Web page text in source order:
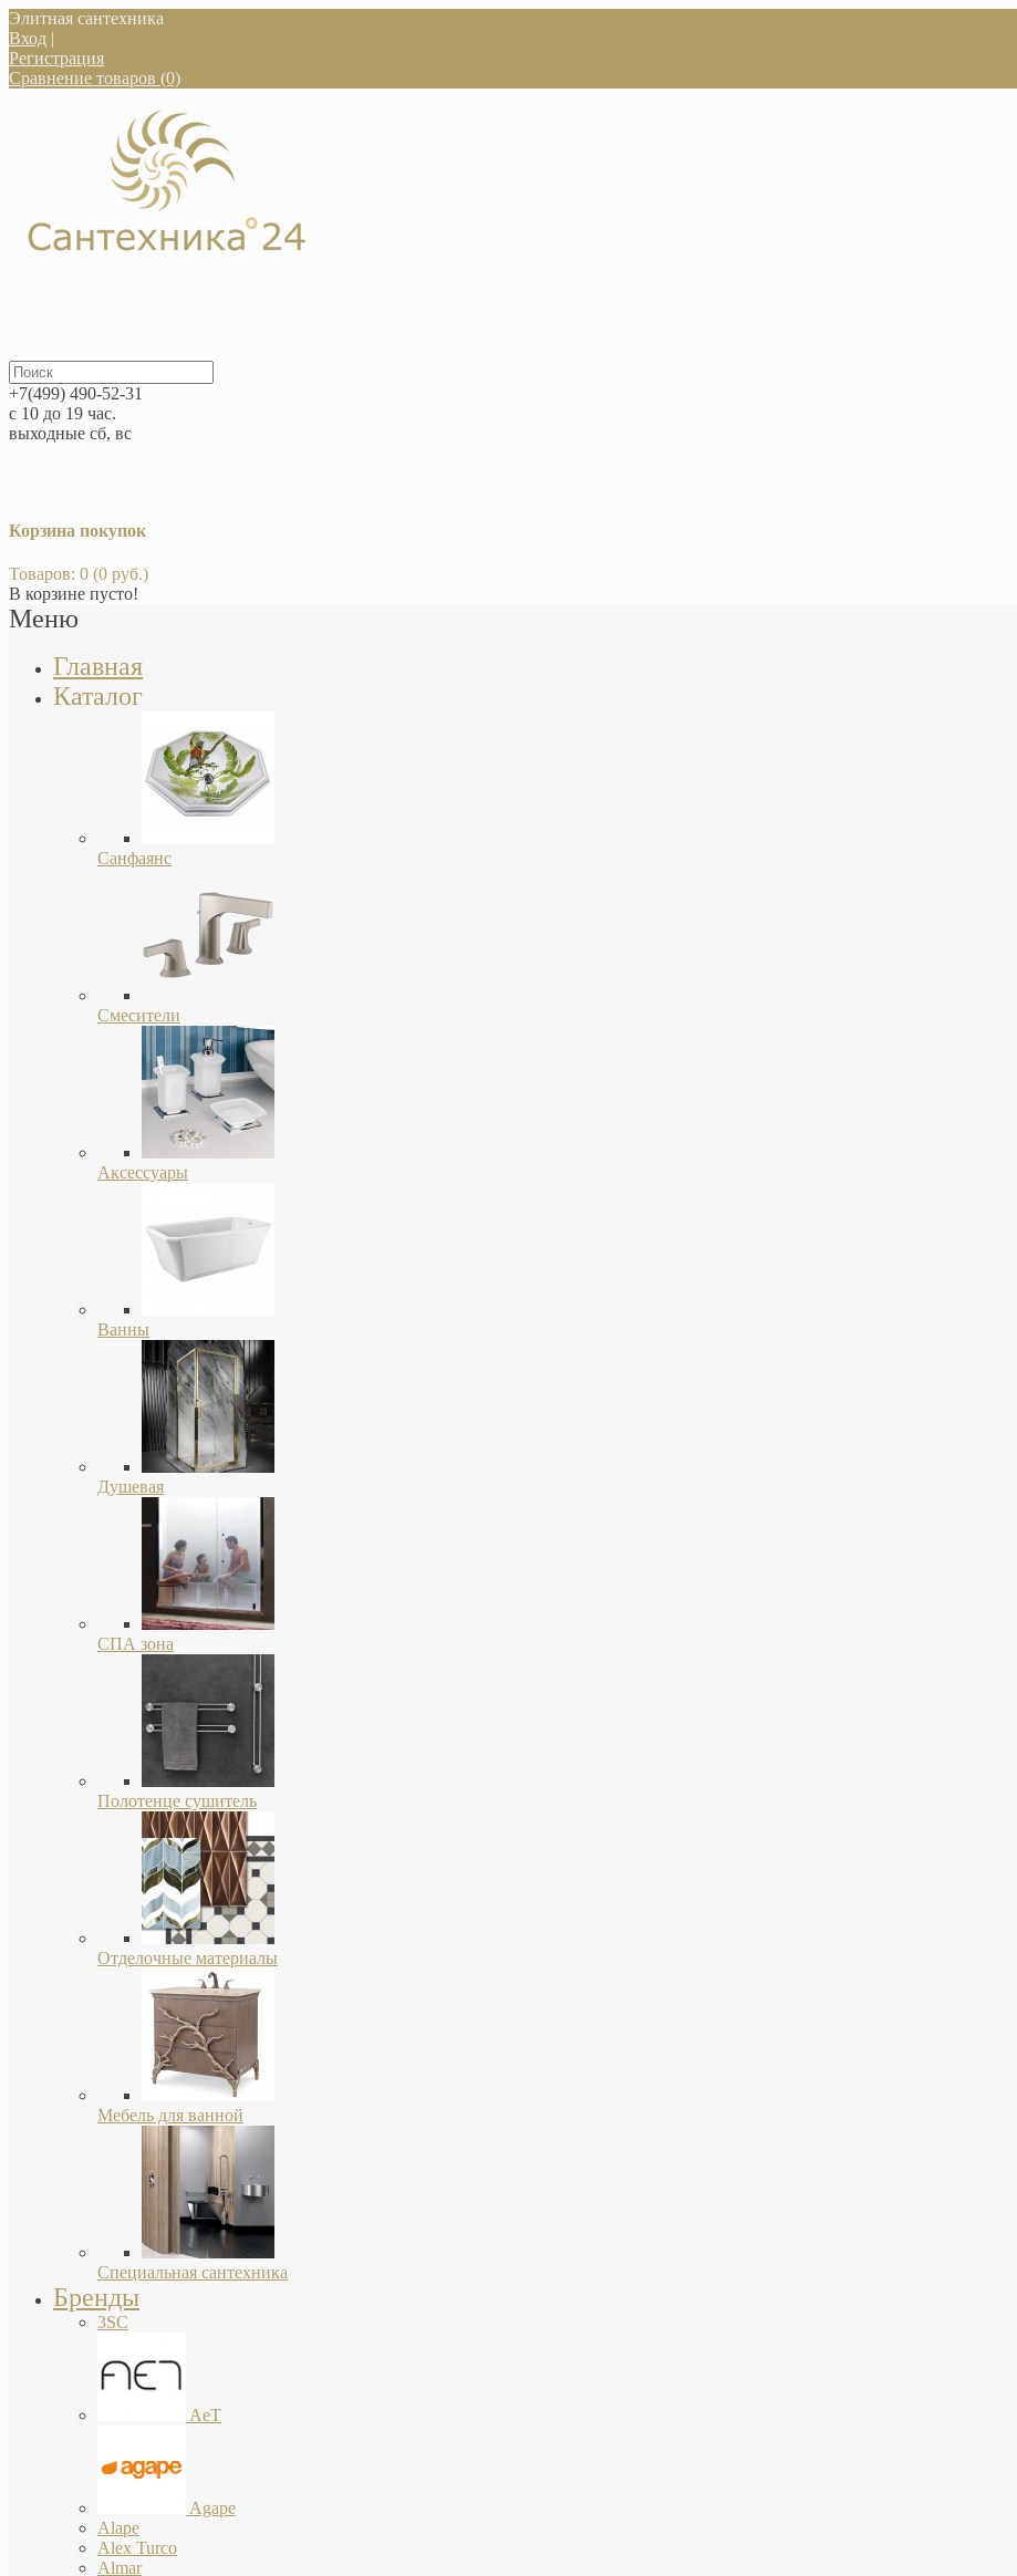
Элитная сантехника
Вход |
Регистрация
Сравнение товаров (0)
+7(499) 490-52-31
с 10 до 19 час.
выходные сб, вс
Корзина покупок
Товаров: 0 (0 руб.)
В корзине пусто!
Меню
Главная
Каталог
Санфаянс
Смесители
Аксессуары
Ванны
Душевая
СПА зона
Полотенце сушитель
Отделочные материалы
Мебель для ванной
Специальная сантехника
Бренды
3SC
AeT
Agape
Alape
Alex Turco
Almar